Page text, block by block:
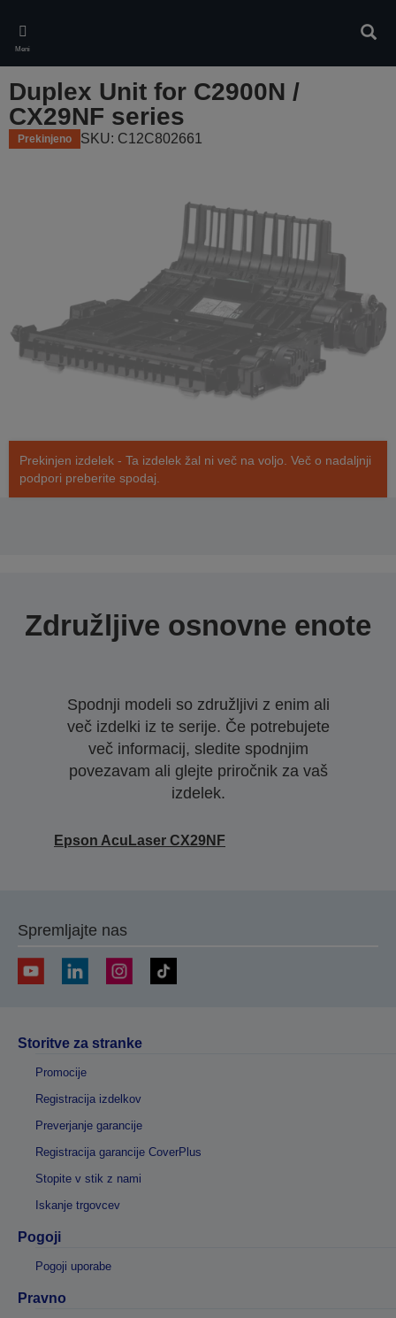
main
content
Meni
Duplex Unit for C2900N /
CX29NF series
Prekinjeno SKU: C12C802661
Prekinjen izdelek - Ta izdelek žal ni več na voljo. Več o nadaljnji
podpori preberite spodaj.
Združljive osnovne enote
Spodnji modeli so združljivi z enim ali
več izdelki iz te serije. Če potrebujete
več informacij, sledite spodnjim
povezavam ali glejte priročnik za vaš
izdelek.
Epson AcuLaser CX29NF
Spremljajte nas
Storitve za stranke
Promocije
Registracija izdelkov
Preverjanje garancije
Registracija garancije CoverPlus
Stopite v stik z nami
Iskanje trgovcev
Pogoji
Pogoji uporabe
Pravno